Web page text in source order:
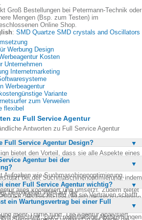
Groß Bestellungen bei Petermann-Technik oder
Mengen (Bsp. zum Testen) im
Online Shop.
: SMD Quartze SMD crystals and Oscillators
Werbung Design
Kosten
Unternehmen
Internetmarketing
Werbeagentur
Variante
zum Verweilen
flexibel
zu Full Service Agentur
Antworten zu Full Service Agentur
Full Service Agentur Design?
bietet den Vorteil, dass sie alle Aspekte eines
bis zur Umsetzung. Dadurch
und es herrscht Transparenz in jedem
Aufgaben wie Suchmaschinenoptimierung,
Kunden können sich
alles koordiniert und umsetzt. Zudem bietet
an, die langfristige Unterstützung
Agentur bei der
bei der Suchmaschinenoptimierung, indem
programmiert, dass sie den aktuellen SEO-
besonderen Wert auf die
Tauglichkeit der Webseiten. Durch gezielte
in Suchmaschinen verbessert, was zu
mehr Traffic führt. Die Agentur analysiert
einer Full Service Agentur wichtig?
Agentur wichtig, da sie Vertrauen schafft
Kunden können jeden Arbeitsschritt
wofür sie bezahlen. Es gibt keine
erleichtert. Durch regelmäßige Abstimmungen
ein Wartungsvertrag bei einer Full